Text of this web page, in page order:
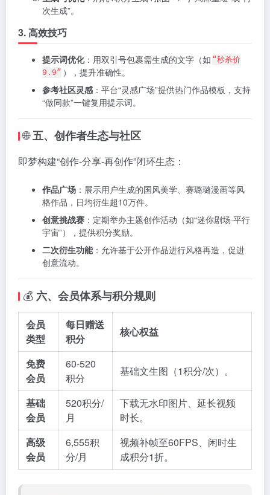
次生成”。
3. 高效技巧
提示词优化：用双引号包裹需生成的文字（如 “秒杀价
9.9” ），提升准确性。
参考社区灵感 ：平台“灵感广场”提供热门作品模板，支持
“做同款”一键复用提示词。
🌐五、创作者生态与社区
即梦构建“创作-分享-再创作”闭环生态：
作品广场 ：展示用户生成的国风美学、赛璐璐漫画等风
格作品，日均衍生超10万件。
创意挑战赛 ：定期举办主题创作活动（如“迷你剧场·平行
宇宙”），提供积分奖励。
二次衍生功能：允许基于公开作品进行风格再造，促进
创意流动。
💰 六、会员体系与积分规则
会员
类型
每日赠送
积分
核心权益
免费
会员
60-520
积分
基础文生图（1积分/次）。
基础
会员
520积分/
月
下载无水印图片、延长视频
时长。
高级
会员
6,555积
分/月
视频补帧至60FPS、闲时生
成积分1折。